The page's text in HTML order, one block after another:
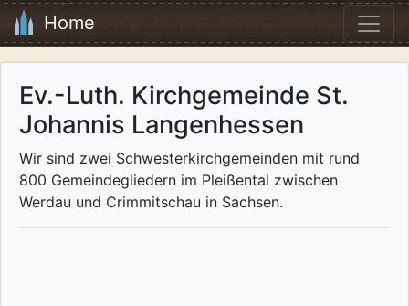
Home
Ev.-Luth. Kirchgemeinde St.
Johannis Langenhessen
Wir sind zwei Schwesterkirchgemeinden mit rund
800 Gemeindegliedern im Pleißental zwischen
Werdau und Crimmitschau in Sachsen.